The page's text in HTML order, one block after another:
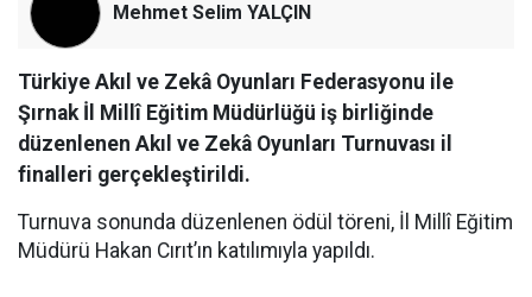
Mehmet Selim YALÇIN
Türkiye Akıl ve Zekâ Oyunları Federasyonu ile
Şırnak İl Millî Eğitim Müdürlüğü iş birliğinde
düzenlenen Akıl ve Zekâ Oyunları Turnuvası il
finalleri gerçekleştirildi.
Turnuva sonunda düzenlenen ödül töreni, İl Millî Eğitim
Müdürü Hakan Cırıt’ın katılımıyla yapıldı.